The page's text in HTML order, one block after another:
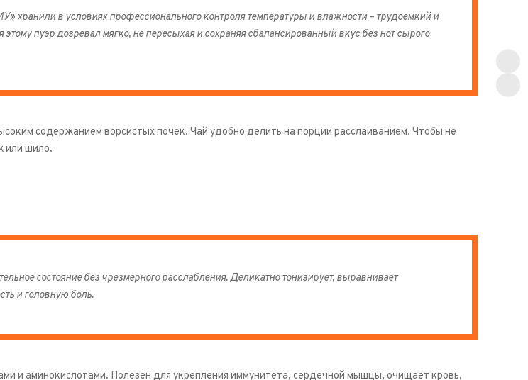
хранили в условиях профессионального контроля температуры и влажности – трудоемкий и
этому пуэр дозревал мягко, не пересыхая и сохраняя сбалансированный вкус без нот сырого
содержанием ворсистых почек. Чай удобно делить на порции расслаиванием. Чтобы не
или шило.
состояние без чрезмерного расслабления. Деликатно тонизирует, выравнивает
и головную боль.
и аминокислотами. Полезен для укрепления иммунитета, сердечной мышцы, очищает кровь,